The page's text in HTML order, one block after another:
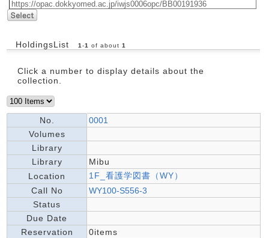
HoldingsList 1-1 of about 1
Click a number to display details about the
collection.
No.
0001
Volumes
Library
Library
Mibu
Location
1F_看護学図書（WY）
Call No
WY100-S556-3
Status
Due Date
Reservation
0items